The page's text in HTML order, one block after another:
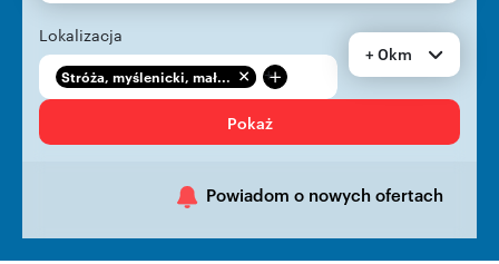
Lokalizacja
Stróża, myślenicki, mał... +
+ 0km
Pokaż
Powiadom o nowych ofertach